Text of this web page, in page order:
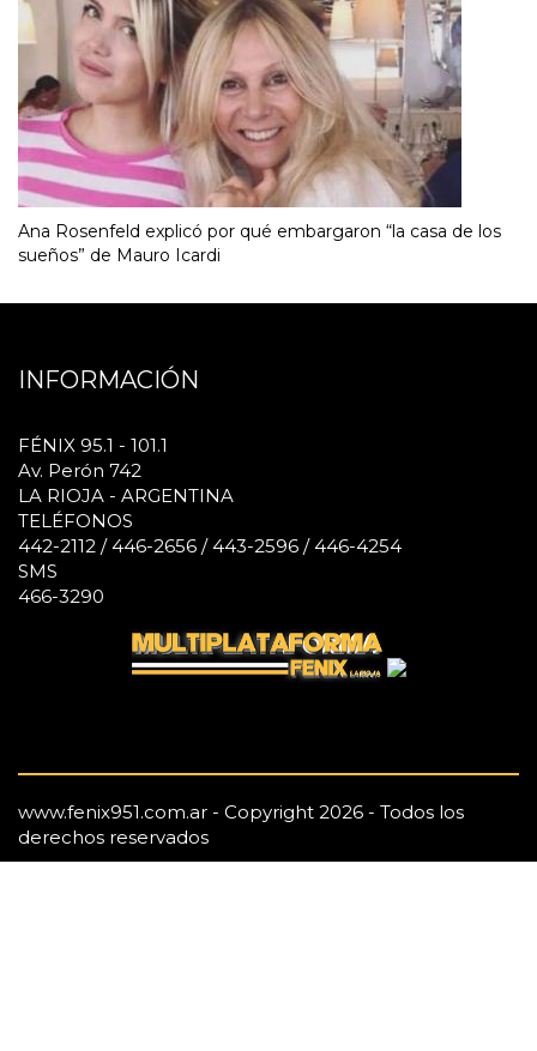
Ana Rosenfeld explicó por qué embargaron “la casa de los
sueños” de Mauro Icardi
INFORMACIÓN
FÉNIX 95.1 - 101.1
Av. Perón 742
LA RIOJA - ARGENTINA
TELÉFONOS
442-2112 / 446-2656 / 443-2596 / 446-4254
SMS
466-3290
www.fenix951.com.ar - Copyright 2026 - Todos los
derechos reservados